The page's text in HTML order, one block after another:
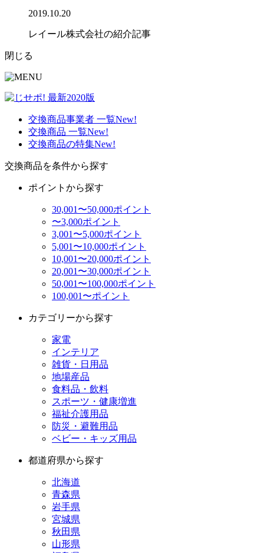
2019.10.20
レイール株式会社の紹介記事
閉じる
交換商品事業者 一覧New!
交換商品 一覧New!
交換商品の特集New!
交換商品を条件から探す
ポイントから探す
30,001〜50,000ポイント
〜3,000ポイント
3,001〜5,000ポイント
5,001〜10,000ポイント
10,001〜20,000ポイント
20,001〜30,000ポイント
50,001〜100,000ポイント
100,001〜ポイント
カテゴリーから探す
家電
インテリア
雑貨・日用品
地場産品
食料品・飲料
スポーツ・健康増進
福祉介護用品
防災・避難用品
ベビー・キッズ用品
都道府県から探す
北海道
青森県
岩手県
宮城県
秋田県
山形県